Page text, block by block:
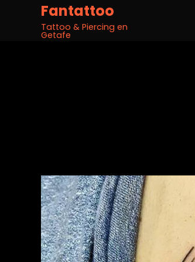
Fantattoo
Tattoo & Piercing en
Getafe